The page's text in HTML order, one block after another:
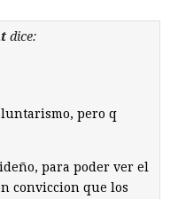
dice:
pero q
para poder ver el
conviccion que los